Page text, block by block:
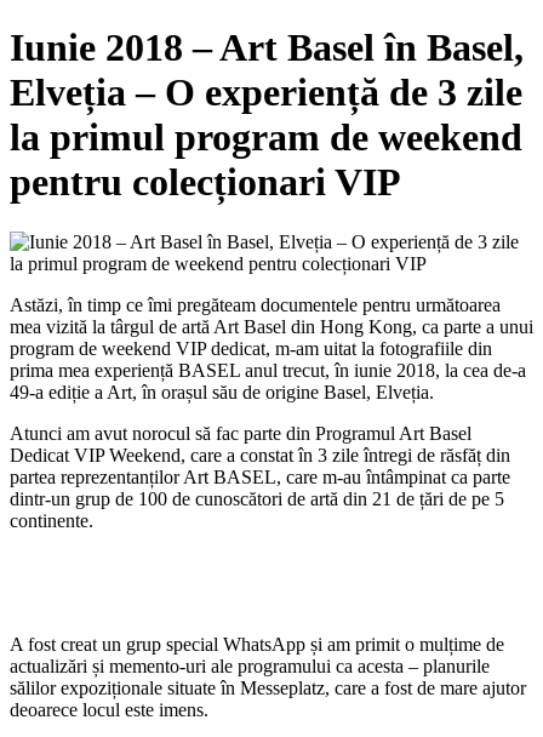
Iunie 2018 – Art Basel în Basel,
Elveția – O experiență de 3 zile
la primul program de weekend
pentru colecționari VIP
Astăzi, în timp ce îmi pregăteam documentele pentru următoarea
mea vizită la târgul de artă Art Basel din Hong Kong, ca parte a unui
program de weekend VIP dedicat, m-am uitat la fotografiile din
prima mea experiență BASEL anul trecut, în iunie 2018, la cea de-a
49-a ediție a Art, în orașul său de origine Basel, Elveția.
Atunci am avut norocul să fac parte din Programul Art Basel
Dedicat VIP Weekend, care a constat în 3 zile întregi de răsfăț din
partea reprezentanților Art BASEL, care m-au întâmpinat ca parte
dintr-un grup de 100 de cunoscători de artă din 21 de țări de pe 5
continente.
A fost creat un grup special WhatsApp și am primit o mulțime de
actualizări și memento-uri ale programului ca acesta – planurile
sălilor expoziționale situate în Messeplatz, care a fost de mare ajutor
deoarece locul este imens.